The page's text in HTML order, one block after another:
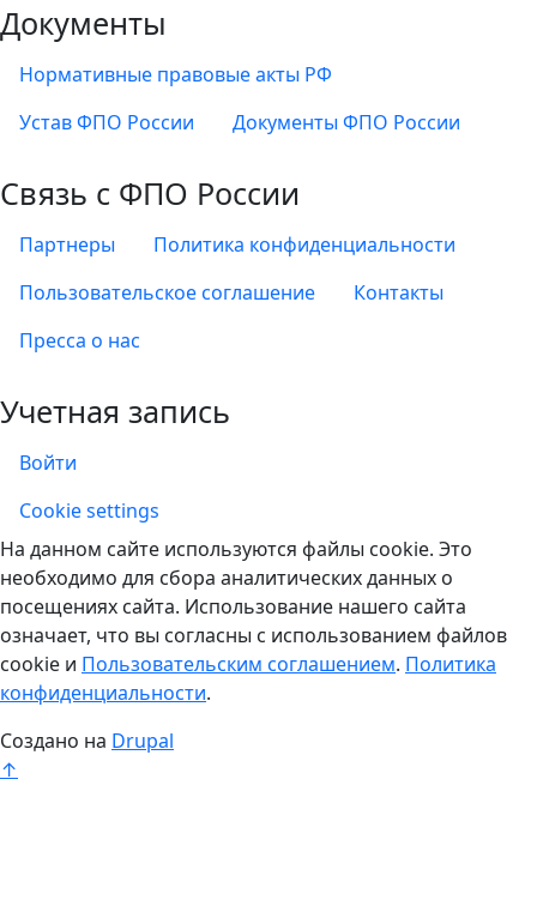
Документы
Нормативные правовые акты РФ
Устав ФПО России
Документы ФПО России
Связь с ФПО России
Партнеры
Политика конфиденциальности
Пользовательское соглашение
Контакты
Пресса о нас
Учетная запись
Войти
Учетная запись
Cookie settings
На данном сайте используются файлы cookie. Это
необходимо для сбора аналитических данных о
посещениях сайта. Использование нашего сайта
означает, что вы согласны с использованием файлов
cookie и Пользовательским соглашением. Политика
конфиденциальности.
Создано на Drupal
↑